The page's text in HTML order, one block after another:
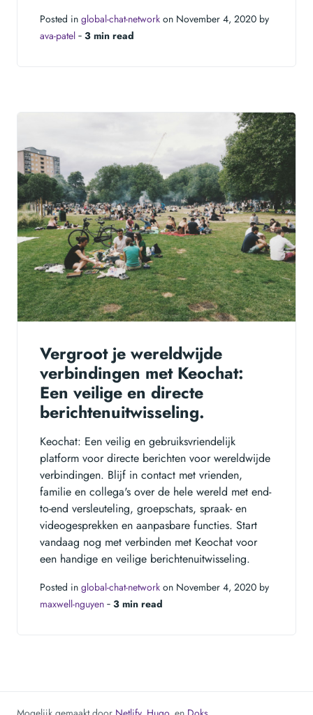
Posted in global-chat-network on November 4, 2020 by
ava-patel ‐ 3 min read
Vergroot je wereldwijde
verbindingen met Keochat:
Een veilige en directe
berichtenuitwisseling.
Keochat: Een veilig en gebruiksvriendelijk
platform voor directe berichten voor wereldwijde
verbindingen. Blijf in contact met vrienden,
familie en collega's over de hele wereld met end-
to-end versleuteling, groepschats, spraak- en
videogesprekken en aanpasbare functies. Start
vandaag nog met verbinden met Keochat voor
een handige en veilige berichtenuitwisseling.
Posted in global-chat-network on November 4, 2020 by
maxwell-nguyen ‐ 3 min read